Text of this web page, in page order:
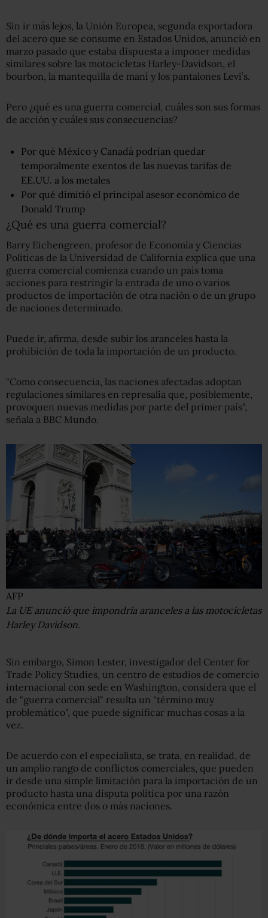
Sin ir más lejos, la Unión Europea, segunda exportadora
del acero que se consume en Estados Unidos, anunció en
marzo pasado que estaba dispuesta a imponer medidas
similares sobre las motocicletas Harley-Davidson, el
bourbon, la mantequilla de maní y los pantalones Levi’s.
Pero ¿qué es una guerra comercial, cuáles son sus formas
de acción y cuáles sus consecuencias?
Por qué México y Canadá podrían quedar
temporalmente exentos de las nuevas tarifas de
EE.UU. a los metales
Por qué dimitió el principal asesor económico de
Donald Trump
¿Qué es una guerra comercial?
Barry Eichengreen, profesor de Economía y Ciencias
Políticas de la Universidad de California explica que una
guerra comercial comienza cuando un país toma
acciones para restringir la entrada de uno o varios
productos de importación de otra nación o de un grupo
de naciones determinado.
Puede ir, afirma, desde subir los aranceles hasta la
prohibición de toda la importación de un producto.
"Como consecuencia, las naciones afectadas adoptan
regulaciones similares en represalia que, posiblemente,
provoquen nuevas medidas por parte del primer país",
señala a BBC Mundo.
AFP
La UE anunció que impondría aranceles a las motocicletas
Harley Davidson.
Sin embargo, Simon Lester, investigador del Center for
Trade Policy Studies, un centro de estudios de comercio
internacional con sede en Washington, considera que el
de "guerra comercial" resulta un "término muy
problemático", que puede significar muchas cosas a la
vez.
De acuerdo con el especialista, se trata, en realidad, de
un amplio rango de conflictos comerciales, que pueden
ir desde una simple limitación para la importación de un
producto hasta una disputa política por una razón
económica entre dos o más naciones.